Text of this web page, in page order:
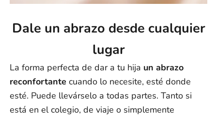
Dale un abrazo desde cualquier
lugar
La forma perfecta de dar a tu hija un abrazo
reconfortante cuando lo necesite, esté donde
esté. Puede llevárselo a todas partes. Tanto si
está en el colegio, de viaje o simplemente